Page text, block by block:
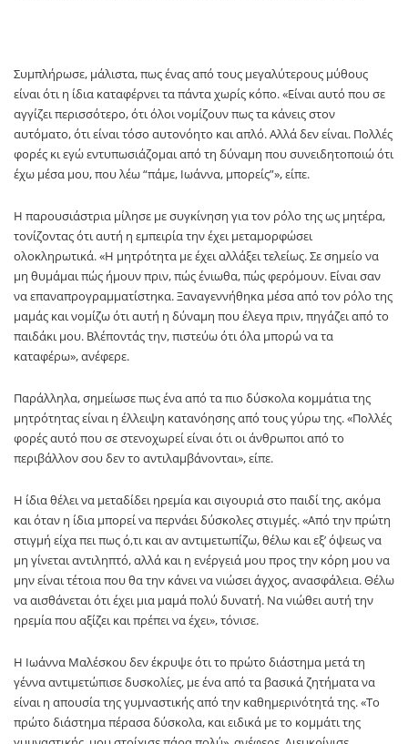
Συμπλήρωσε, μάλιστα, πως ένας από τους μεγαλύτερους μύθους
είναι ότι η ίδια καταφέρνει τα πάντα χωρίς κόπο. «Είναι αυτό που σε
αγγίζει περισσότερο, ότι όλοι νομίζουν πως τα κάνεις στον
αυτόματο, ότι είναι τόσο αυτονόητο και απλό. Αλλά δεν είναι. Πολλές
φορές κι εγώ εντυπωσιάζομαι από τη δύναμη που συνειδητοποιώ ότι
έχω μέσα μου, που λέω “πάμε, Ιωάννα, μπορείς”», είπε.
Η παρουσιάστρια μίλησε με συγκίνηση για τον ρόλο της ως μητέρα,
τονίζοντας ότι αυτή η εμπειρία την έχει μεταμορφώσει
ολοκληρωτικά. «Η μητρότητα με έχει αλλάξει τελείως. Σε σημείο να
μη θυμάμαι πώς ήμουν πριν, πώς ένιωθα, πώς φερόμουν. Είναι σαν
να επαναπρογραμματίστηκα. Ξαναγεννήθηκα μέσα από τον ρόλο της
μαμάς και νομίζω ότι αυτή η δύναμη που έλεγα πριν, πηγάζει από το
παιδάκι μου. Βλέποντάς την, πιστεύω ότι όλα μπορώ να τα
καταφέρω», ανέφερε.
Παράλληλα, σημείωσε πως ένα από τα πιο δύσκολα κομμάτια της
μητρότητας είναι η έλλειψη κατανόησης από τους γύρω της. «Πολλές
φορές αυτό που σε στενοχωρεί είναι ότι οι άνθρωποι από το
περιβάλλον σου δεν το αντιλαμβάνονται», είπε.
Η ίδια θέλει να μεταδίδει ηρεμία και σιγουριά στο παιδί της, ακόμα
και όταν η ίδια μπορεί να περνάει δύσκολες στιγμές. «Από την πρώτη
στιγμή είχα πει πως ό,τι και αν αντιμετωπίζω, θέλω και εξ’ όψεως να
μη γίνεται αντιληπτό, αλλά και η ενέργειά μου προς την κόρη μου να
μην είναι τέτοια που θα την κάνει να νιώσει άγχος, ανασφάλεια. Θέλω
να αισθάνεται ότι έχει μια μαμά πολύ δυνατή. Να νιώθει αυτή την
ηρεμία που αξίζει και πρέπει να έχει», τόνισε.
Η Ιωάννα Μαλέσκου δεν έκρυψε ότι το πρώτο διάστημα μετά τη
γέννα αντιμετώπισε δυσκολίες, με ένα από τα βασικά ζητήματα να
είναι η απουσία της γυμναστικής από την καθημερινότητά της. «Το
πρώτο διάστημα πέρασα δύσκολα, και ειδικά με το κομμάτι της